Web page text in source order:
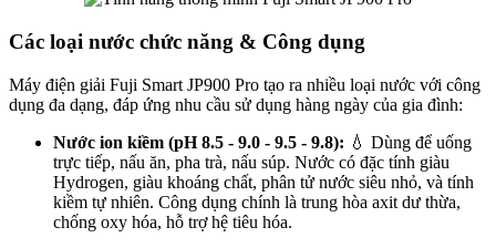
Các loại nước chức năng & Công dụng
Máy điện giải Fuji Smart JP900 Pro tạo ra nhiều loại nước với công
dụng đa dạng, đáp ứng nhu cầu sử dụng hàng ngày của gia đình:
Nước ion kiềm (pH 8.5 - 9.0 - 9.5 - 9.8): 💧 Dùng để uống
trực tiếp, nấu ăn, pha trà, nấu súp. Nước có đặc tính giàu
Hydrogen, giàu khoáng chất, phân tử nước siêu nhỏ, và tính
kiềm tự nhiên. Công dụng chính là trung hòa axit dư thừa,
chống oxy hóa, hỗ trợ hệ tiêu hóa.